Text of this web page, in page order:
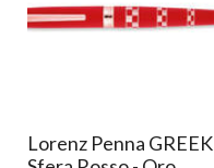
Lorenz Penna GREEK